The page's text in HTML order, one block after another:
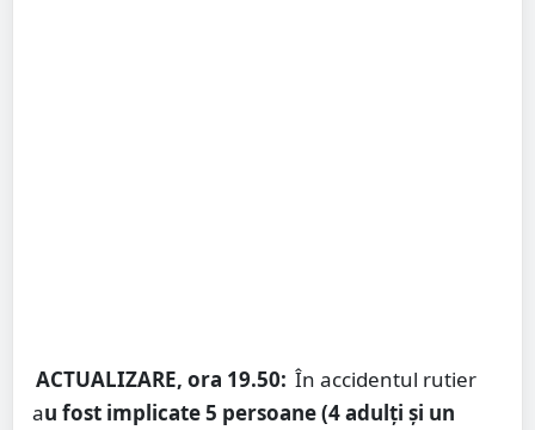
ACTUALIZARE, ora 19.50: În accidentul rutier
au fost implicate 5 persoane (4 adulți și un